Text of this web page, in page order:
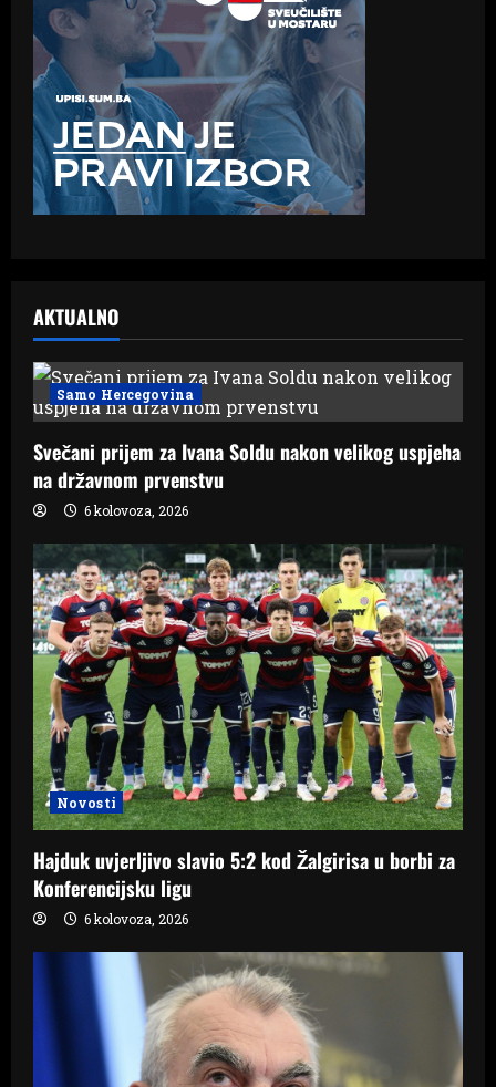
AKTUALNO
Samo Hercegovina
Svečani prijem za Ivana Soldu nakon velikog uspjeha
na državnom prvenstvu
6 kolovoza, 2026
Novosti
Hajduk uvjerljivo slavio 5:2 kod Žalgirisa u borbi za
Konferencijsku ligu
6 kolovoza, 2026